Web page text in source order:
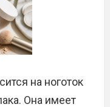
на ноготок
Она имеет